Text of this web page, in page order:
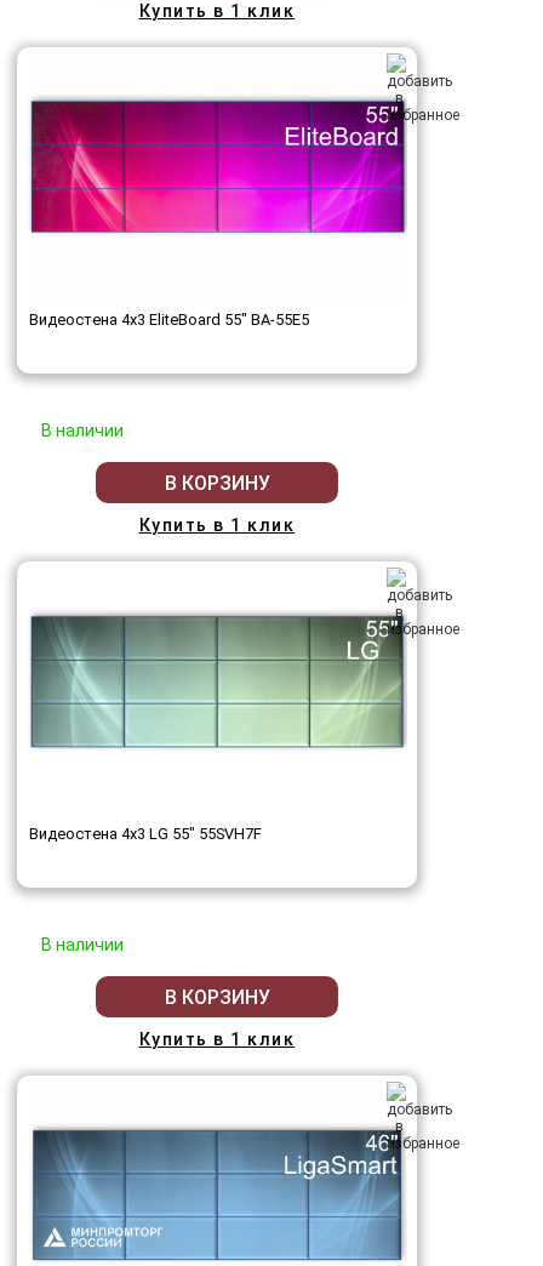
Купить в 1 клик
Видеостена 4x3 EliteBoard 55" BA-55E5
В наличии
В КОРЗИНУ
Купить в 1 клик
Видеостена 4x3 LG 55" 55SVH7F
В наличии
В КОРЗИНУ
Купить в 1 клик